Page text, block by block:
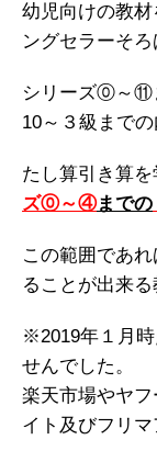
幼児向けの教
ングセラーそろ
シリーズ⓪～⑪
10～３級まで
たし算引き算を
ズ⓪～④までの
この範囲であ
ることが出来る
※2019年１月時
せんでした。
楽天市場やヤ
イト及びフリマ